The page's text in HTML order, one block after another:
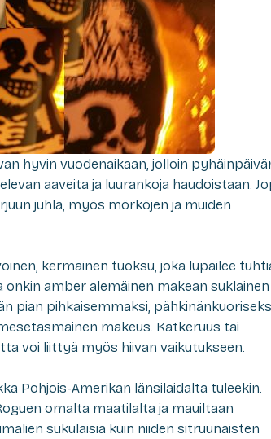
hyvin vuodenaikaan, jolloin
aaveita ja luurankoja haudoistaan.
juhla, myös mörköjen ja muiden
kermainen tuoksu, joka lupailee
onkin amber alemäinen makean suklainen
pian pihkaisemmaksi,
makeus. Katkeruus tai
voi liittyä myös hiivan vaikutukseen.
Pohjois-Amerikan länsilaidalta tuleekin.
omalta maatilalta ja mauiltaan
sukulaisia kuin niiden sitruunaisten